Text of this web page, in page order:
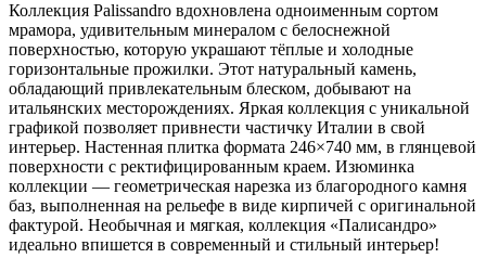
Коллекция Palissandro вдохновлена одноименным сортом
мрамора, удивительным минералом с белоснежной
поверхностью, которую украшают тёплые и холодные
горизонтальные прожилки. Этот натуральный камень,
обладающий привлекательным блеском, добывают на
итальянских месторождениях. Яркая коллекция с уникальной
графикой позволяет привнести частичку Италии в свой
интерьер. Настенная плитка формата 246×740 мм, в глянцевой
поверхности с ректифицированным краем. Изюминка
коллекции — геометрическая нарезка из благородного камня
баз, выполненная на рельефе в виде кирпичей с оригинальной
фактурой. Необычная и мягкая, коллекция «Палисандро»
идеально впишется в современный и стильный интерьер!